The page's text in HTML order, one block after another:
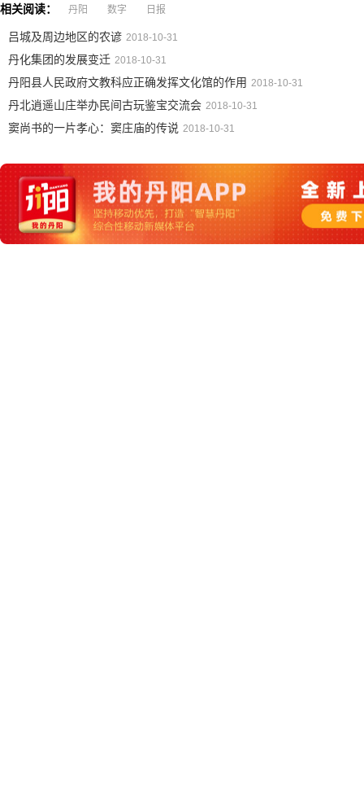
相关阅读： 丹阳 数字 日报
吕城及周边地区的农谚 2018-10-31
丹化集团的发展变迁 2018-10-31
丹阳县人民政府文教科应正确发挥文化馆的作用 2018-10-31
丹北逍遥山庄举办民间古玩鉴宝交流会 2018-10-31
窦尚书的一片孝心：窦庄庙的传说 2018-10-31